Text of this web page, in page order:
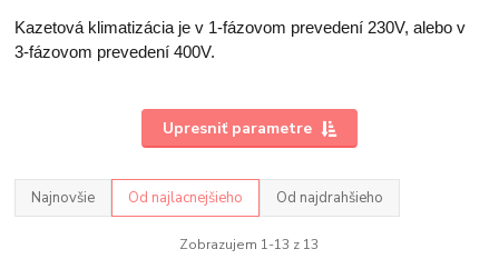
Kazetová klimatizácia je v 1-fázovom prevedení 230V, alebo v
3-fázovom prevedení 400V.
Upresniť parametre
Najnovšie Od najlacnejšieho Od najdrahšieho
Zobrazujem 1-13 z 13